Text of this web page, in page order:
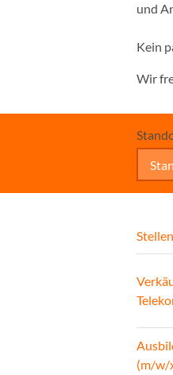
und
Kein
Wir
(m/w/